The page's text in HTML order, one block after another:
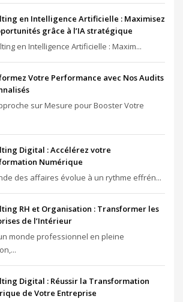
en Intelligence Artificielle : Maximisez
grâce à l’IA stratégique
en Intelligence Artificielle : Maxim...
Votre Performance avec Nos Audits
sur Mesure pour Booster Votre
Digital : Accélérez votre
Numérique
des affaires évolue à un rythme effrén...
RH et Organisation : Transformer les
de l’Intérieur
monde professionnel en pleine
Digital : Réussir la Transformation
de Votre Entreprise